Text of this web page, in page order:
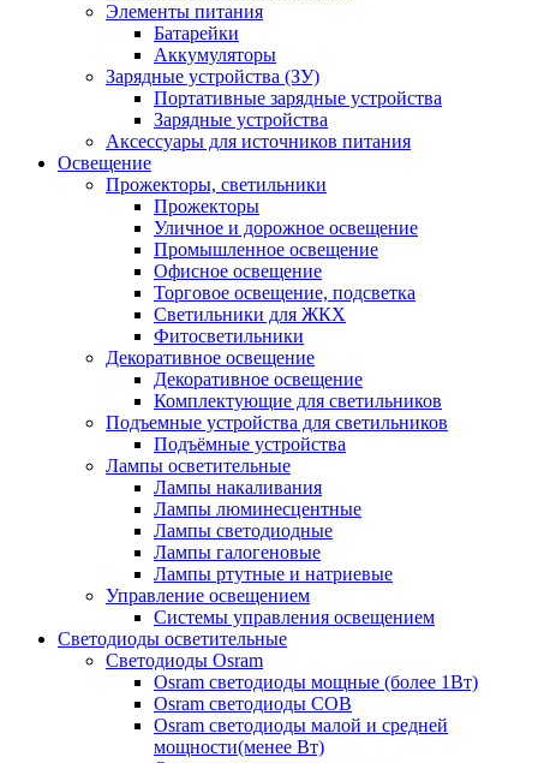
Элементы питания
Батарейки
Аккумуляторы
Зарядные устройства (ЗУ)
Портативные зарядные устройства
Зарядные устройства
Аксессуары для источников питания
Освещение
Прожекторы, светильники
Прожекторы
Уличное и дорожное освещение
Промышленное освещение
Офисное освещение
Торговое освещение, подсветка
Светильники для ЖКХ
Фитосветильники
Декоративное освещение
Декоративное освещение
Комплектующие для светильников
Подъемные устройства для светильников
Подъёмные устройства
Лампы осветительные
Лампы накаливания
Лампы люминесцентные
Лампы светодиодные
Лампы галогеновые
Лампы ртутные и натриевые
Управление освещением
Системы управления освещением
Светодиоды осветительные
Светодиоды Osram
Osram светодиоды мощные (более 1Вт)
Osram светодиоды COB
Osram светодиоды малой и средней
мощности(менее Вт)